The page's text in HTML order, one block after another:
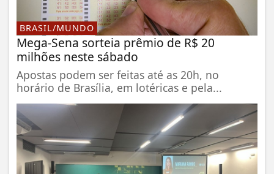
BRASIL/MUNDO
Mega-Sena sorteia prêmio de R$ 20
milhões neste sábado
Apostas podem ser feitas até as 20h, no
horário de Brasília, em lotéricas e pela...